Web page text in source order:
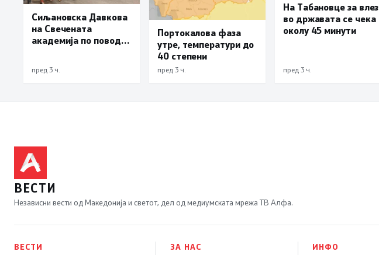
Сиљановска Давкова
на Свечената
академија по повод
пред 3 ч.
Портокалова фаза
утре, температури до
40 степени
пред 3 ч.
На Табановце за влез
во државата се чека
околу 45 минути
пред 3 ч.
ВЕСТИ
Независни вести од Македонија и светот, дел од медиумската мрежа ТВ Алфа.
ВЕСТИ
ЗА НАС
ИНФО